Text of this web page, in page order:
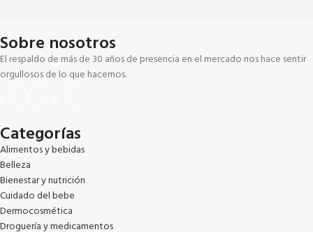
Sobre nosotros
El respaldo de más de 30 años de presencia en el mercado nos hace sentir
orgullosos de lo que hacemos.
Categorías
Alimentos y bebidas
Belleza
Bienestar y nutrición
Cuidado del bebe
Dermocosmética
Droguería y medicamentos